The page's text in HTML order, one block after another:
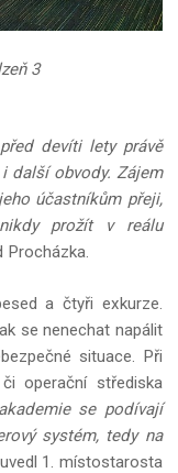
3
devíti lety právě
další obvody. Zájem
účastníkům přeji,
prožít v reálu
Procházka.
a čtyři exkurze.
se nenechat napálit
situace. Při
operační střediska
se podívají
systém, tedy na
uvedl 1. místostarosta